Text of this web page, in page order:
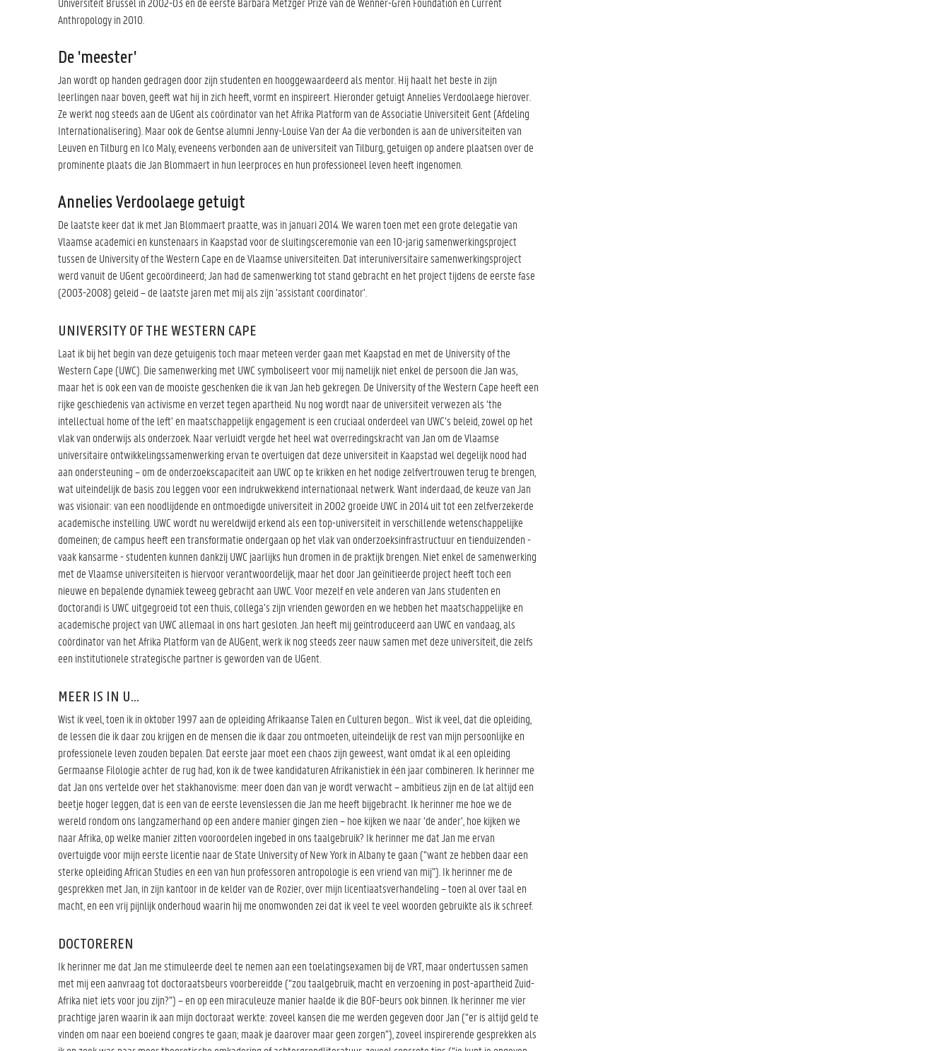
Anthropology in 2010.
De 'meester'
Jan wordt op handen gedragen door zijn studenten en hooggewaardeerd als mentor. Hij haalt het beste in zijn
leerlingen naar boven, geeft wat hij in zich heeft, vormt en inspireert. Hieronder getuigt Annelies Verdoolaege hierover.
Ze werkt nog steeds aan de UGent als coördinator van het Afrika Platform van de Associatie Universiteit Gent (Afdeling
Internationalisering). Maar ook de Gentse alumni Jenny-Louise Van der Aa die verbonden is aan de universiteiten van
Leuven en Tilburg en Ico Maly, eveneens verbonden aan de universiteit van Tilburg, getuigen op andere plaatsen over de
prominente plaats die Jan Blommaert in hun leerproces en hun professioneel leven heeft ingenomen.
Annelies Verdoolaege getuigt
De laatste keer dat ik met Jan Blommaert praatte, was in januari 2014. We waren toen met een grote delegatie van
Vlaamse academici en kunstenaars in Kaapstad voor de sluitingsceremonie van een 10-jarig samenwerkingsproject
tussen de University of the Western Cape en de Vlaamse universiteiten. Dat interuniversitaire samenwerkingsproject
werd vanuit de UGent gecoördineerd; Jan had de samenwerking tot stand gebracht en het project tijdens de eerste fase
(2003-2008) geleid – de laatste jaren met mij als zijn ‘assistant coordinator’.
UNIVERSITY OF THE WESTERN CAPE
Laat ik bij het begin van deze getuigenis toch maar meteen verder gaan met Kaapstad en met de University of the
Western Cape (UWC). Die samenwerking met UWC symboliseert voor mij namelijk niet enkel de persoon die Jan was,
maar het is ook een van de mooiste geschenken die ik van Jan heb gekregen. De University of the Western Cape heeft een
rijke geschiedenis van activisme en verzet tegen apartheid. Nu nog wordt naar de universiteit verwezen als ‘the
intellectual home of the left’ en maatschappelijk engagement is een cruciaal onderdeel van UWC’s beleid, zowel op het
vlak van onderwijs als onderzoek. Naar verluidt vergde het heel wat overredingskracht van Jan om de Vlaamse
universitaire ontwikkelingssamenwerking ervan te overtuigen dat deze universiteit in Kaapstad wel degelijk nood had
aan ondersteuning – om de onderzoekscapaciteit aan UWC op te krikken en het nodige zelfvertrouwen terug te brengen,
wat uiteindelijk de basis zou leggen voor een indrukwekkend internationaal netwerk. Want inderdaad, de keuze van Jan
was visionair: van een noodlijdende en ontmoedigde universiteit in 2002 groeide UWC in 2014 uit tot een zelfverzekerde
academische instelling. UWC wordt nu wereldwijd erkend als een top-universiteit in verschillende wetenschappelijke
domeinen; de campus heeft een transformatie ondergaan op het vlak van onderzoeksinfrastructuur en tienduizenden -
vaak kansarme - studenten kunnen dankzij UWC jaarlijks hun dromen in de praktijk brengen. Niet enkel de samenwerking
met de Vlaamse universiteiten is hiervoor verantwoordelijk, maar het door Jan geïnitieerde project heeft toch een
nieuwe en bepalende dynamiek teweeg gebracht aan UWC. Voor mezelf en vele anderen van Jans studenten en
doctorandi is UWC uitgegroeid tot een thuis, collega’s zijn vrienden geworden en we hebben het maatschappelijke en
academische project van UWC allemaal in ons hart gesloten. Jan heeft mij geïntroduceerd aan UWC en vandaag, als
coördinator van het Afrika Platform van de AUGent, werk ik nog steeds zeer nauw samen met deze universiteit, die zelfs
een institutionele strategische partner is geworden van de UGent.
MEER IS IN U...
Wist ik veel, toen ik in oktober 1997 aan de opleiding Afrikaanse Talen en Culturen begon… Wist ik veel, dat die opleiding,
de lessen die ik daar zou krijgen en de mensen die ik daar zou ontmoeten, uiteindelijk de rest van mijn persoonlijke en
professionele leven zouden bepalen. Dat eerste jaar moet een chaos zijn geweest, want omdat ik al een opleiding
Germaanse Filologie achter de rug had, kon ik de twee kandidaturen Afrikanistiek in één jaar combineren. Ik herinner me
dat Jan ons vertelde over het stakhanovisme: meer doen dan van je wordt verwacht – ambitieus zijn en de lat altijd een
beetje hoger leggen, dat is een van de eerste levenslessen die Jan me heeft bijgebracht. Ik herinner me hoe we de
wereld rondom ons langzamerhand op een andere manier gingen zien – hoe kijken we naar ‘de ander’, hoe kijken we
naar Afrika, op welke manier zitten vooroordelen ingebed in ons taalgebruik? Ik herinner me dat Jan me ervan
overtuigde voor mijn eerste licentie naar de State University of New York in Albany te gaan (“want ze hebben daar een
sterke opleiding African Studies en een van hun professoren antropologie is een vriend van mij”). Ik herinner me de
gesprekken met Jan, in zijn kantoor in de kelder van de Rozier, over mijn licentiaatsverhandeling – toen al over taal en
macht, en een vrij pijnlijk onderhoud waarin hij me onomwonden zei dat ik veel te veel woorden gebruikte als ik schreef.
DOCTOREREN
Ik herinner me dat Jan me stimuleerde deel te nemen aan een toelatingsexamen bij de VRT, maar ondertussen samen
met mij een aanvraag tot doctoraatsbeurs voorbereidde (“zou taalgebruik, macht en verzoening in post-apartheid Zuid-
Afrika niet iets voor jou zijn?”) – en op een miraculeuze manier haalde ik die BOF-beurs ook binnen. Ik herinner me vier
prachtige jaren waarin ik aan mijn doctoraat werkte: zoveel kansen die me werden gegeven door Jan (“er is altijd geld te
vinden om naar een boeiend congres te gaan; maak je daarover maar geen zorgen”), zoveel inspirerende gesprekken als